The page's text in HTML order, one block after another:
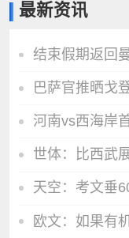
最新资讯
巴萨官推晒戈